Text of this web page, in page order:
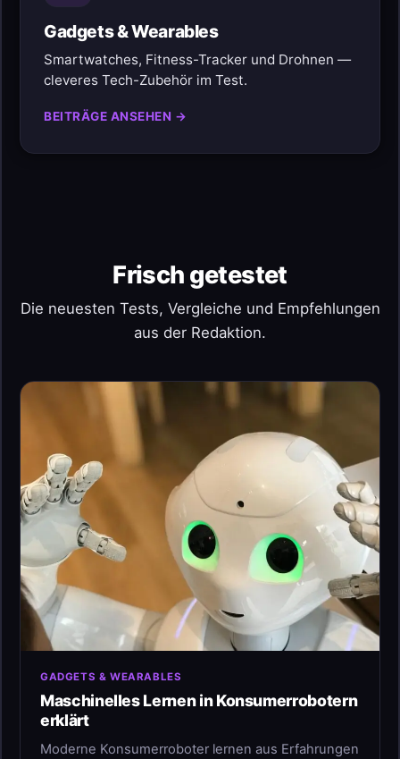
Gadgets & Wearables
Smartwatches, Fitness-Tracker und Drohnen —
cleveres Tech-Zubehör im Test.
BEITRÄGE ANSEHEN →
Frisch getestet
Die neuesten Tests, Vergleiche und Empfehlungen
aus der Redaktion.
GADGETS & WEARABLES
Maschinelles Lernen in Konsumerrobotern
erklärt
Moderne Konsumerroboter lernen aus Erfahrungen